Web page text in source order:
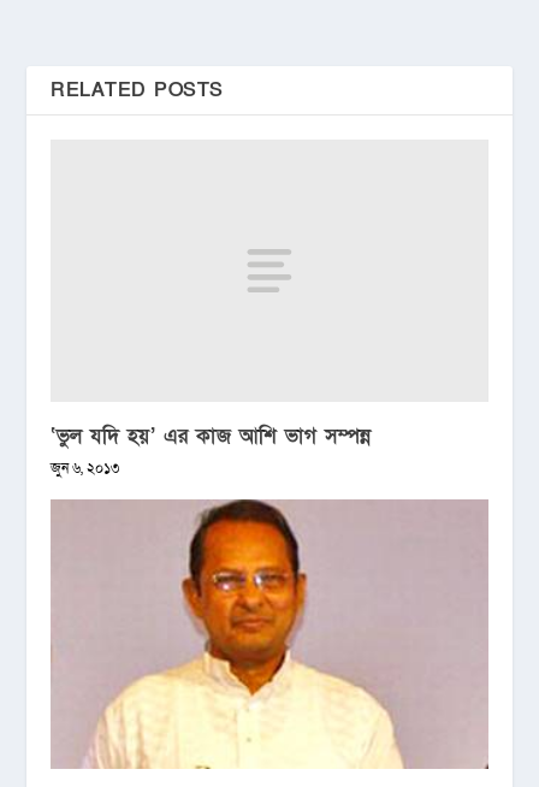
RELATED POSTS
‘ভুল যদি হয়’ এর কাজ আশি ভাগ সম্পন্ন
জুন ৬, ২০১৩